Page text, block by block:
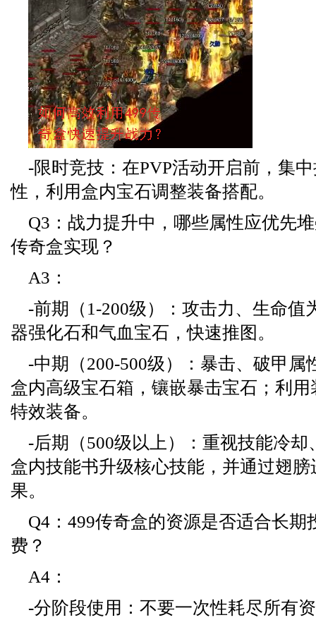
-限时竞技：在PVP活动开启前，集
性，利用盒内宝石调整装备搭配。
Q3：战力提升中，哪些属性应优先
传奇盒实现？
A3：
-前期（1-200级）：攻击力、生命值
器强化石和气血宝石，快速推图。
-中期（200-500级）：暴击、破甲属
盒内高级宝石箱，镶嵌暴击宝石；利
特效装备。
-后期（500级以上）：重视技能冷却
盒内技能书升级核心技能，并通过翅
果。
Q4：499传奇盒的资源是否适合长期
费？
A4：
-分阶段使用：不要一次性耗尽所有